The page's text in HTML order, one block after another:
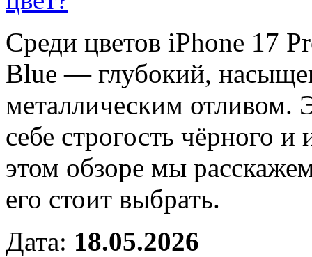
Среди цветов iPhone 17
Blue — глубокий,
металлическим отливом.
себе строгость чёрного
этом обзоре мы
его стоит выбрать.
Дата: 18.05.2026